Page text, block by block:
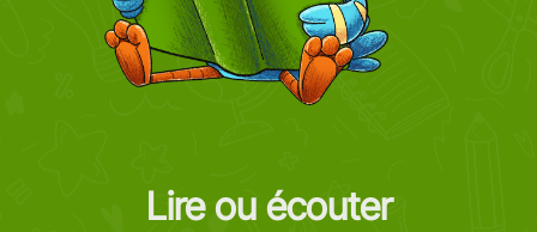
Lire ou écouter